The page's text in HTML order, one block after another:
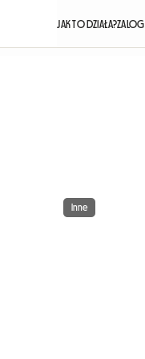
JAK TO DZIAŁA?
Inne